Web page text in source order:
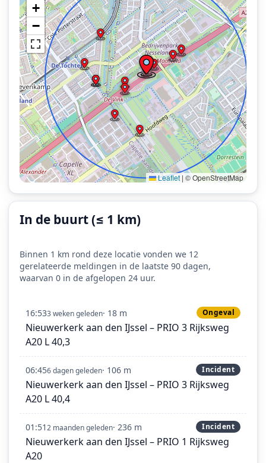
+
−
Leaflet | © OpenStreetMap
In de buurt (≤ 1 km)
Binnen 1 km rond deze locatie vonden we 12
gerelateerde meldingen in de laatste 90 dagen,
waarvan 0 in de afgelopen 24 uur.
16:533 weken geleden· 18 m Ongeval
Nieuwerkerk aan den IJssel – PRIO 3 Rijksweg
A20 L 40,3
06:456 dagen geleden· 106 m Incident
Nieuwerkerk aan den IJssel – PRIO 3 Rijksweg
A20 L 40,4
01:512 maanden geleden· 236 m Incident
Nieuwerkerk aan den IJssel – PRIO 1 Rijksweg
A20